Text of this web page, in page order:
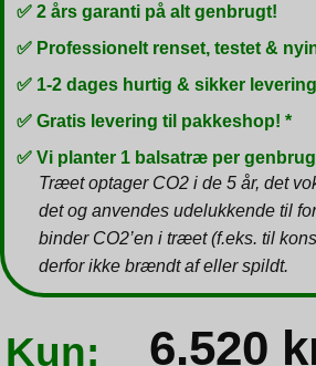
✅ 2 års garanti på alt genbrugt!
✅ Professionelt renset, testet &
✅ 1-2 dages hurtig & sikker levering
✅ Gratis levering til pakkeshop! *
✅ Vi planter 1 balsatræ per
Træet optager CO2 i de 5 år, det
det og anvendes udelukkende til
binder CO2’en i træet (f.eks. til
derfor ikke brændt af eller spildt.
Kun: 6.520